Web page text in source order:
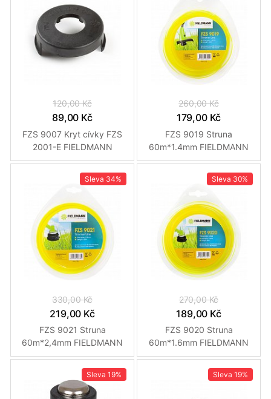
120,00 Kč
89,00 Kč
FZS 9007 Kryt cívky FZS
2001-E FIELDMANN
260,00 Kč
179,00 Kč
FZS 9019 Struna
60m*1.4mm FIELDMANN
Sleva 34%
330,00 Kč
219,00 Kč
FZS 9021 Struna
60m*2,4mm FIELDMANN
Sleva 30%
270,00 Kč
189,00 Kč
FZS 9020 Struna
60m*1.6mm FIELDMANN
Sleva 19% Sleva 19%